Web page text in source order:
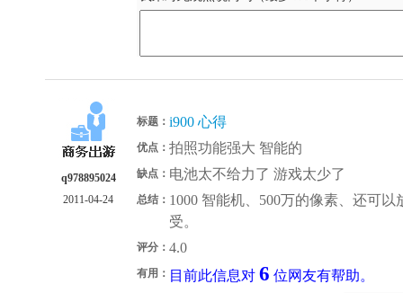
q978895024
2011-04-24
标题： i900 心得
优点： 拍照功能强大 智能的
缺点： 电池太不给力了 游戏太少了
总结： 1000 智能机、500万的像素、还可
受。
评分： 4.0
有用： 目前此信息对 6 位网友有帮助。